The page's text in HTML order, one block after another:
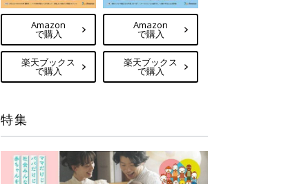
Amazon
で購入
楽天ブックス
で購入
Amazon
で購入
楽天ブックス
で購入
特集